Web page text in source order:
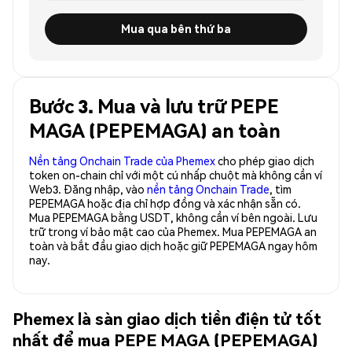
Mua qua bên thứ ba
Bước 3. Mua và lưu trữ PEPE
MAGA (PEPEMAGA) an toàn
Nền tảng Onchain Trade của Phemexcho phép giao dịch
token on-chain chỉ với một cú nhấp chuột mà không cần ví
Web3. Đăng nhập, vào nền tảng Onchain Trade, tìm
PEPEMAGA hoặc địa chỉ hợp đồng và xác nhận sẵn có.
Mua PEPEMAGA bằng USDT, không cần ví bên ngoài. Lưu
trữ trong ví bảo mật cao của Phemex. Mua PEPEMAGA an
toàn và bắt đầu giao dịch hoặc giữ PEPEMAGA ngay hôm
nay.
Phemex là sàn giao dịch tiền điện tử tốt
nhất để mua PEPE MAGA (PEPEMAGA)